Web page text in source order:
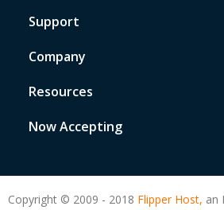
Support
Company
Resources
Now Accepting
Copyright © 2009 - 2018 Flipper Host, an